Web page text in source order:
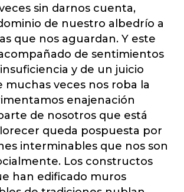
sin darnos cuenta,
de nuestro albedrío a
que nos aguardan. Y este
de sentimientos
y de un juicio
muchas veces nos roba la
enajenación
de nosotros que está
queda pospuesta por
interminables que nos son
Los constructos
han edificado muros